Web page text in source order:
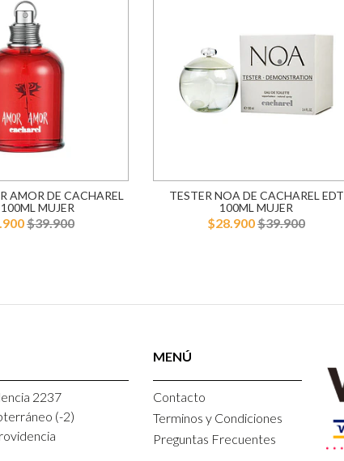
AMOR DE CACHAREL
MUJER
$39.900
TESTER NOA DE CACHAREL EDT
100ML MUJER
$28.900$39.900
2237
(-2)
MENÚ
Contacto
Terminos y Condiciones
Preguntas Frecuentes